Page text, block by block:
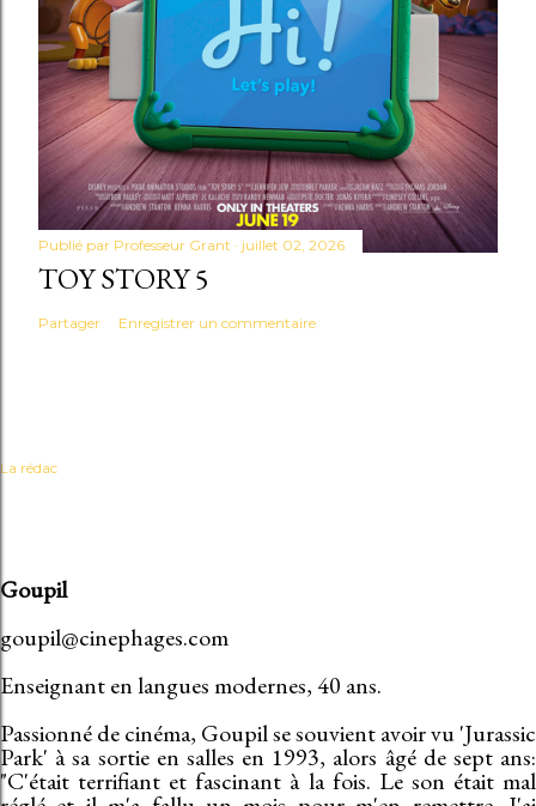
Publié par Professeur Grant juillet 02, 2026
TOY STORY 5
Partager Enregistrer un commentaire
La rédac
Goupil
goupil@cinephages.com
Enseignant en langues modernes, 40 ans.
Passionné de cinéma, Goupil se souvient avoir vu 'Jurassic
Park' à sa sortie en salles en 1993, alors âgé de sept ans:
"C'était terrifiant et fascinant à la fois. Le son était mal